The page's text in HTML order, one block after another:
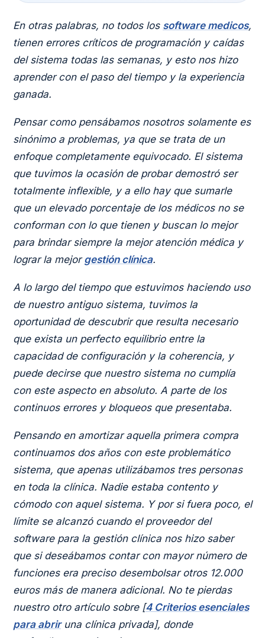
En otras palabras, no todos los software medicos,
tienen errores críticos de programación y caídas
del sistema todas las semanas, y esto nos hizo
aprender con el paso del tiempo y la experiencia
ganada.
Pensar como pensábamos nosotros solamente es
sinónimo a problemas, ya que se trata de un
enfoque completamente equivocado. El sistema
que tuvimos la ocasión de probar demostró ser
totalmente inflexible, y a ello hay que sumarle
que un elevado porcentaje de los médicos no se
conforman con lo que tienen y buscan lo mejor
para brindar siempre la mejor atención médica y
lograr la mejorgestión clínica.
A lo largo del tiempo que estuvimos haciendo uso
de nuestro antiguo sistema, tuvimos la
oportunidad de descubrir que resulta necesario
que exista un perfecto equilibrio entre la
capacidad de configuración y la coherencia, y
puede decirse que nuestro sistema no cumplía
con este aspecto en absoluto. A parte de los
continuos errores y bloqueos que presentaba.
Pensando en amortizar aquella primera compra
continuamos dos años con este problemático
sistema, que apenas utilizábamos tres personas
en toda la clínica. Nadie estaba contento y
cómodo con aquel sistema. Y por si fuera poco, el
límite se alcanzó cuando el proveedor del
software para la gestión clínica nos hizo saber
que si deseábamos contar con mayor número de
funciones era preciso desembolsar otros 12.000
euros más de manera adicional. No te pierdas
nuestro otro artículo sobre [4 Criterios esenciales
para abriruna clínica privada], donde